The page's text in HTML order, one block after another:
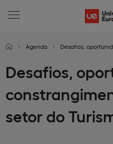
Agenda Desafios,
Desafios,
setor do